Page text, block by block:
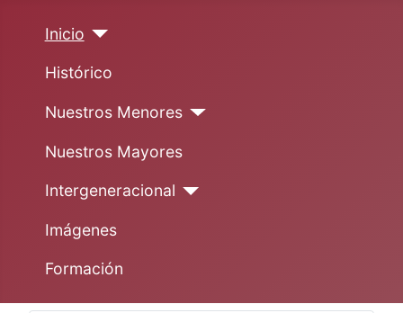
Inicio
Histórico
Nuestros Menores
Nuestros Mayores
Intergeneracional
Imágenes
Formación